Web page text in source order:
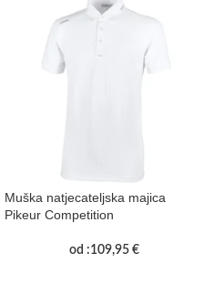
Muška natjecateljska majica
Pikeur Competition
od :109,95 €